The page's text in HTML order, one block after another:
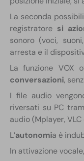
La seconda
registratore si
sonoro (voci,
arresta e il
La funzione VOX
conversazioni,
I file audio
riversati su PC
audio (Mplayer, VLC
L’autonomia è
In attivazione